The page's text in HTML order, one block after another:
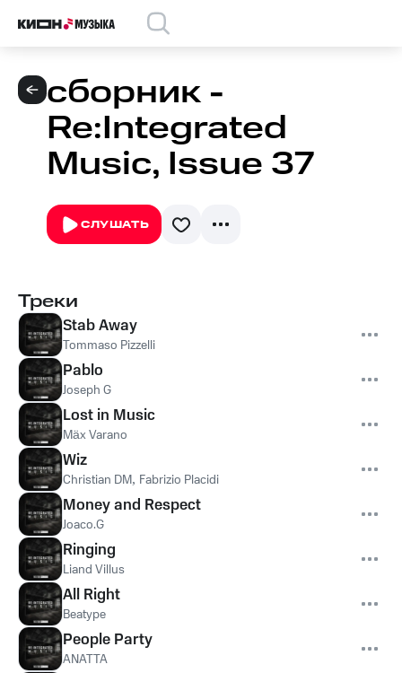
сборник -
Re:Integrated
Music, Issue 37
СЛУШАТЬ
Треки
Stab Away
Tommaso Pizzelli
Pablo
Joseph G
Lost in Music
Mäx Varano
Wiz
Christian DM, Fabrizio Placidi
Money and Respect
Joaco.G
Ringing
Liand Villus
All Right
Beatype
People Party
ANATTA